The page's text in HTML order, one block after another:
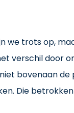
we trots op,
verschil door
bovenaan
Die